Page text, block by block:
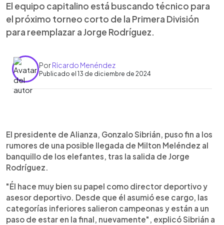
El equipo capitalino está buscando técnico para
el próximo torneo corto de la Primera División
para reemplazar a Jorge Rodríguez.
PorRicardo Menéndez
Publicado el 13 de diciembre de 2024
► Escuchar artículo
El presidente de Alianza, Gonzalo Sibrián, puso fin a los
rumores de una posible llegada de Milton Meléndez al
banquillo de los elefantes, tras la salida de Jorge
Rodríguez.
"Él hace muy bien su papel como director deportivo y
asesor deportivo. Desde que él asumió ese cargo, las
categorías inferiores salieron campeonas y están a un
paso de estar en la final, nuevamente", explicó Sibrián a